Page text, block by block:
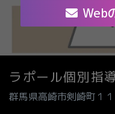
Web
ラポール個別指
群馬県高崎市剣崎町１１